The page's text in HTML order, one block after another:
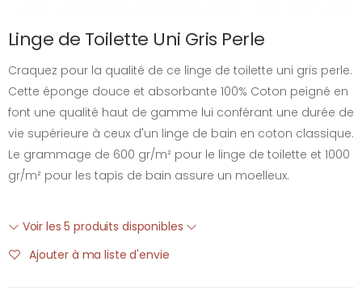
Linge de Toilette Uni Gris Perle
Craquez pour la qualité de ce linge de toilette uni gris perle.
Cette éponge douce et absorbante 100% Coton peigné en
font une qualité haut de gamme lui conférant une durée de
vie supérieure à ceux d'un linge de bain en coton classique.
Le grammage de 600 gr/m² pour le linge de toilette et 1000
gr/m² pour les tapis de bain assure un moelleux.
Voir les 5 produits disponibles
Ajouter à ma liste d'envie